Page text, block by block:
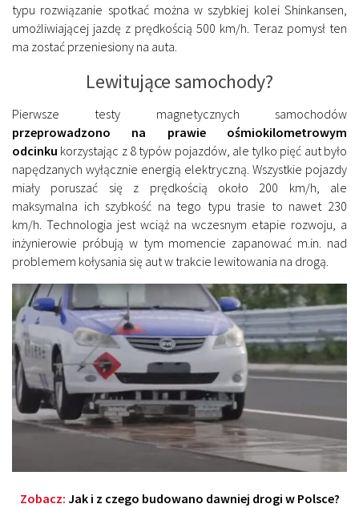
typu rozwiązanie spotkać można w szybkiej kolei Shinkansen,
umożliwiającej jazdę z prędkością 500 km/h. Teraz pomysł ten
ma zostać przeniesiony na auta.
Lewitujące samochody?
Pierwsze testy magnetycznych samochodów
przeprowadzono na prawie ośmiokilometrowym
odcinku korzystając z 8 typów pojazdów, ale tylko pięć aut było
napędzanych wyłącznie energią elektryczną. Wszystkie pojazdy
miały poruszać się z prędkością około 200 km/h, ale
maksymalna ich szybkość na tego typu trasie to nawet 230
km/h. Technologia jest wciąż na wczesnym etapie rozwoju, a
inżynierowie próbują w tym momencie zapanować m.in. nad
problemem kołysania się aut w trakcie lewitowania na drogą.
Zobacz: Jak i z czego budowano dawniej drogi w Polsce?